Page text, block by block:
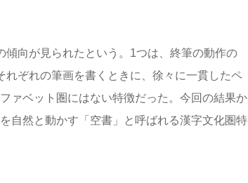
向が見られたという。1つは、終筆の動作の
ぞれの筆画を書くときに、徐々に一貫したペ
ァベット圏にはない特徴だった。今回の結果か
自然と動かす「空書」と呼ばれる漢字文化圏特